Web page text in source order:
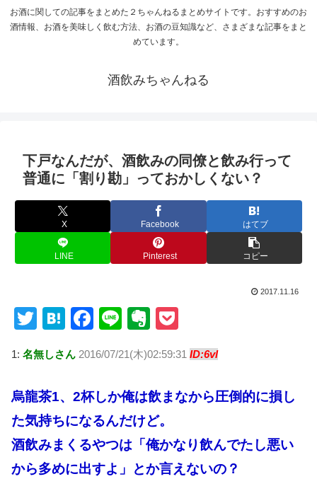
お酒に関しての記事をまとめた２ちゃんねるまとめサイトです。おすすめのお
酒情報、お酒を美味しく飲む方法、お酒の豆知識など、さまざまな記事をまと
めています。
酒飲みちゃんねる
下戸なんだが、酒飲みの同僚と飲み行って
普通に「割り勘」っておかしくない？
X Facebook はてブ
LINE Pinterest コピー
2017.11.16
T
tt
er
H
e
n
a
F
c
e
b
o
o
k
Li
e
E
er
n
ot
e
o
ck
et
1: 名無しさん 2016/07/21(木)02:59:31 ID:6vl
烏龍茶1、2杯しか俺は飲まなから圧倒的に損し
た気持ちになるんだけど。
酒飲みまくるやつは「俺かなり飲んでたし悪い
から多めに出すよ」とか言えないの？